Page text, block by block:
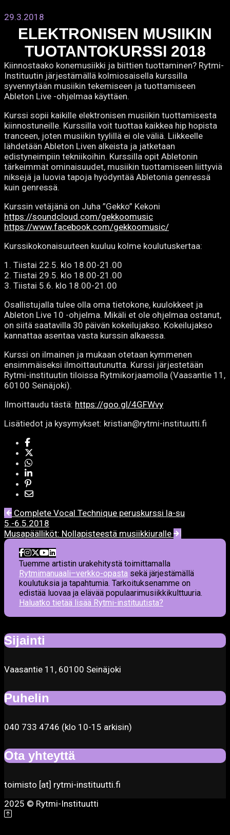
ELEKTRONISEN MUSIIKIN
TUOTANTOKURSSI 2018
29.3.2018
Kiinnostaako konemusiikki ja biittien tuottaminen? Rytmi-
Instituutin järjestämällä kolmiosaisella kurssilla
syvennytään musiikin tekemiseen ja tuottamiseen
Ableton Live -ohjelmaa käyttäen.
Kurssi sopii kaikille elektronisen musiikin tuottamisesta
kiinnostuneille. Kurssilla voit tuottaa kaikkea hip hopista
tranceen, joten musiikin tyylillä ei ole väliä. Liikkeelle
lähdetään Ableton Liven alkeista ja jatketaan
edistyneimpiin tekniikoihin. Kurssilla opit Abletonin
tärkeimmät ominaisuudet, musiikin tuottamiseen liittyviä
niksejä ja luovia tapoja hyödyntää Abletonia genressä
kuin genressä.
Kurssin vetäjänä on Juha ”Gekko” Kekoni
https://soundcloud.com/gekkoomusic
https://www.facebook.com/gekkoomusic/
Kurssikokonaisuuteen kuuluu kolme koulutuskertaa:
1. Tiistai 22.5. klo 18.00-21.00
2. Tiistai 29.5. klo 18.00-21.00
3. Tiistai 5.6. klo 18.00-21.00
Osallistujalla tulee olla oma tietokone, kuulokkeet ja
Ableton Live 10 -ohjelma. Mikäli et ole ohjelmaa ostanut,
on siitä saatavilla 30 päivän kokeilujakso. Kokeilujakso
kannattaa asentaa vasta kurssin alkaessa.
Kurssi on ilmainen ja mukaan otetaan kymmenen
ensimmäiseksi ilmoittautunutta. Kurssi järjestetään
Rytmi-instituutin tiloissa Rytmikorjaamolla (Vaasantie 11,
60100 Seinäjoki).
Ilmoittaudu tästä: https://goo.gl/4GFWvy
Lisätiedot ja kysymykset: kristian@rytmi-instituutti.fi
Artikkelien
navigointi
Complete Vocal Technique peruskurssi la-su
5.-6.5.2018
Musapäälliköt: Nollapisteestä musiikkiuralle
Tuemme artistin urakehitystä toimittamalla
Rytmimanuaali–verkko-opasta sekä järjestämällä
koulutuksia ja tapahtumia. Tarkoituksenamme on
edistää luovaa ja elävää populaarimusiikkikulttuuria.
Haluatko tietää lisää Rytmi-instituutista?
Sijainti
Vaasantie 11, 60100 Seinäjoki
Puhelin
040 733 4746 (klo 10-15 arkisin)
Ota yhteyttä
toimisto [at] rytmi-instituutti.fi
2025 © Rytmi-Instituutti